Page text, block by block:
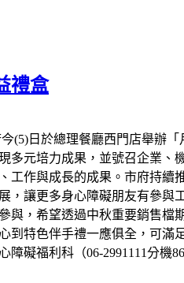
禮盒
(5)日於總理餐廳西門店舉辦
元培力成果，並號召企業
作與成長的成果。市府持
讓更多身心障礙朋友有參
，希望透過中秋重要銷售
特色伴手禮一應俱全，可
礙福利科（06-2991111分機